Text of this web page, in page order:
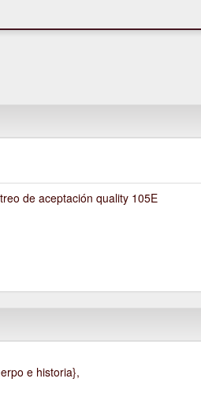
de aceptación quality 105E
e historia},